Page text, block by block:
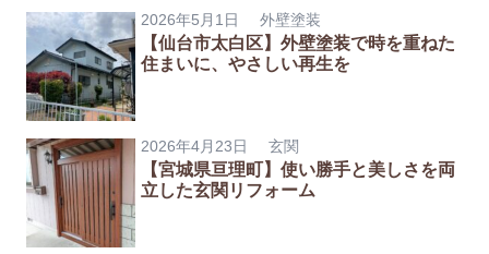
2026年5月1日 外壁塗装
【仙台市太白区】外壁塗装で時を重ねた
住まいに、やさしい再生を
2026年4月23日 玄関
【宮城県亘理町】使い勝手と美しさを両
立した玄関リフォーム